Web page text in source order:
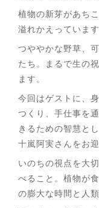
植物の新芽があち
溢れかえっています
つややかな野草、
たち。まるで生の
ます。
今回はゲストに、
つくり、手仕事を
きるための智慧と
十嵐阿実さんをお
いのちの視点を大
べること。植物が
の膨大な時間と人